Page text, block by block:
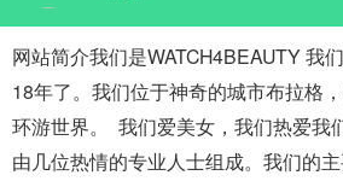
网站简介我们是WATCH4BEAUTY 我
18年了。我们位于神奇的城市布拉格
环游世界。 我们爱美女，我们热爱我
由几位热情的专业人士组成。我们的